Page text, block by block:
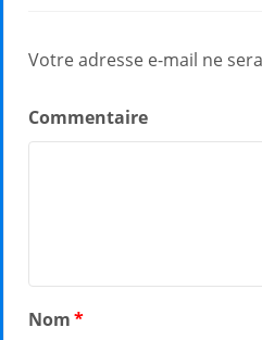
Votre adresse e-mail ne
Commentaire
Nom*